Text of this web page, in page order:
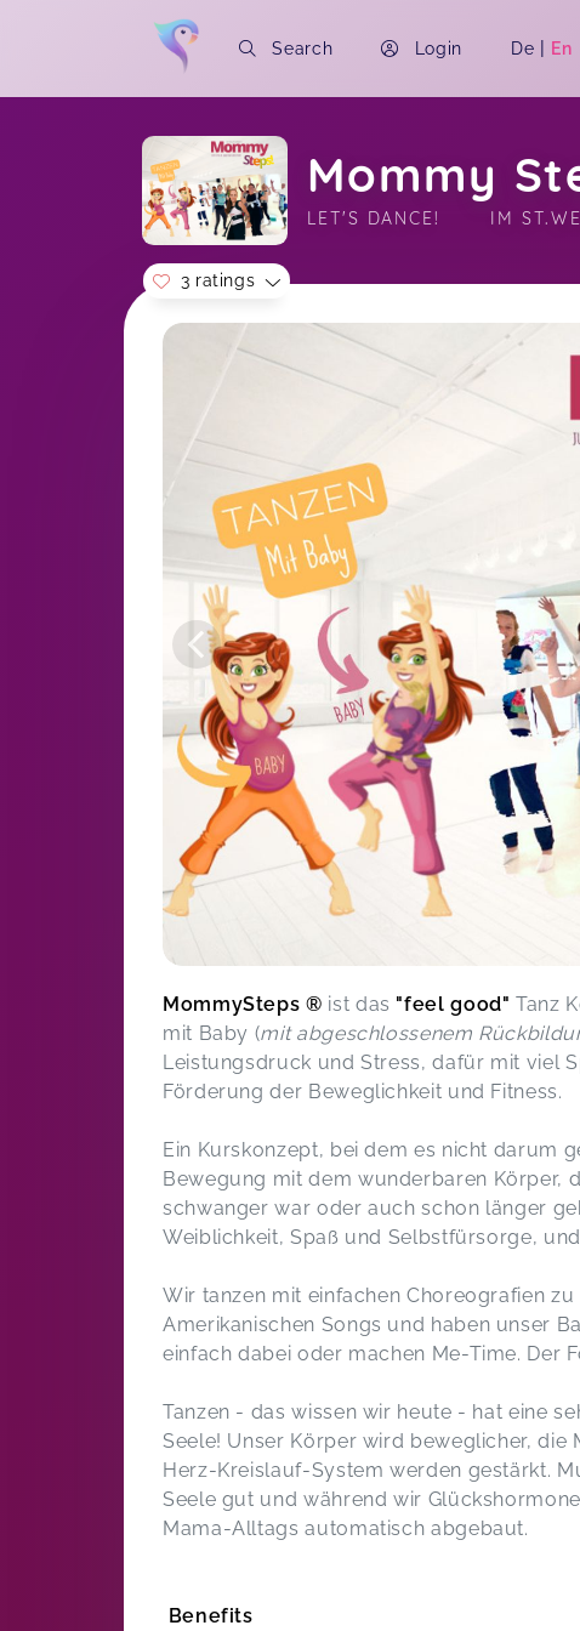
Search Login De | En
Mommy
LET'S DANCE!       IM
Soon you will learn more about me here...
3 ratings
MommySteps hat super viel Spaß
gemacht, ob mit oder ohne Baby. Ein
toller Ausgleich zum Altag sowie
MommySteps für alle
MommySteps ® ist das "feel good" Tanz
mit Baby (mit abgeschlossenem
Leistungsdruck und Stress, dafür mit viel
Förderung der Beweglichkeit und Fitness.
Ein Kurskonzept, bei dem es nicht darum
Bewegung mit dem wunderbaren Körper,
schwanger war oder auch schon länger
Weiblichkeit, Spaß und Selbstfürsorge,
Wir tanzen mit einfachen Choreografien
Amerikanischen Songs und haben unser
einfach dabei oder machen Me-Time. Der
Tanzen - das wissen wir heute - hat eine
Seele! Unser Körper wird beweglicher, die
Herz-Kreislauf-System werden gestärkt.
Seele gut und während wir
Mama-Alltags automatisch abgebaut.
Benefits